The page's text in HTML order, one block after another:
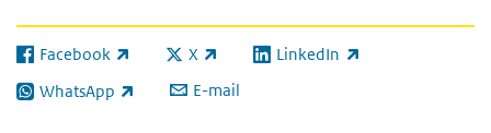
Facebook
(externe link) X
(externe link) LinkedIn
(externe link)
WhatsApp
(externe link) E-mail